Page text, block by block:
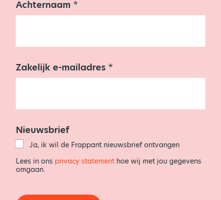
Achternaam *
k
Z
e
i
j
h
e
r
n
a
a
Zakelijk e-mailadres *
Nieuwsbrief
Ja, ik wil de Frappant nieuwsbrief ontvangen
Lees in ons privacy statement hoe wij met jou gegevens
omgaan.